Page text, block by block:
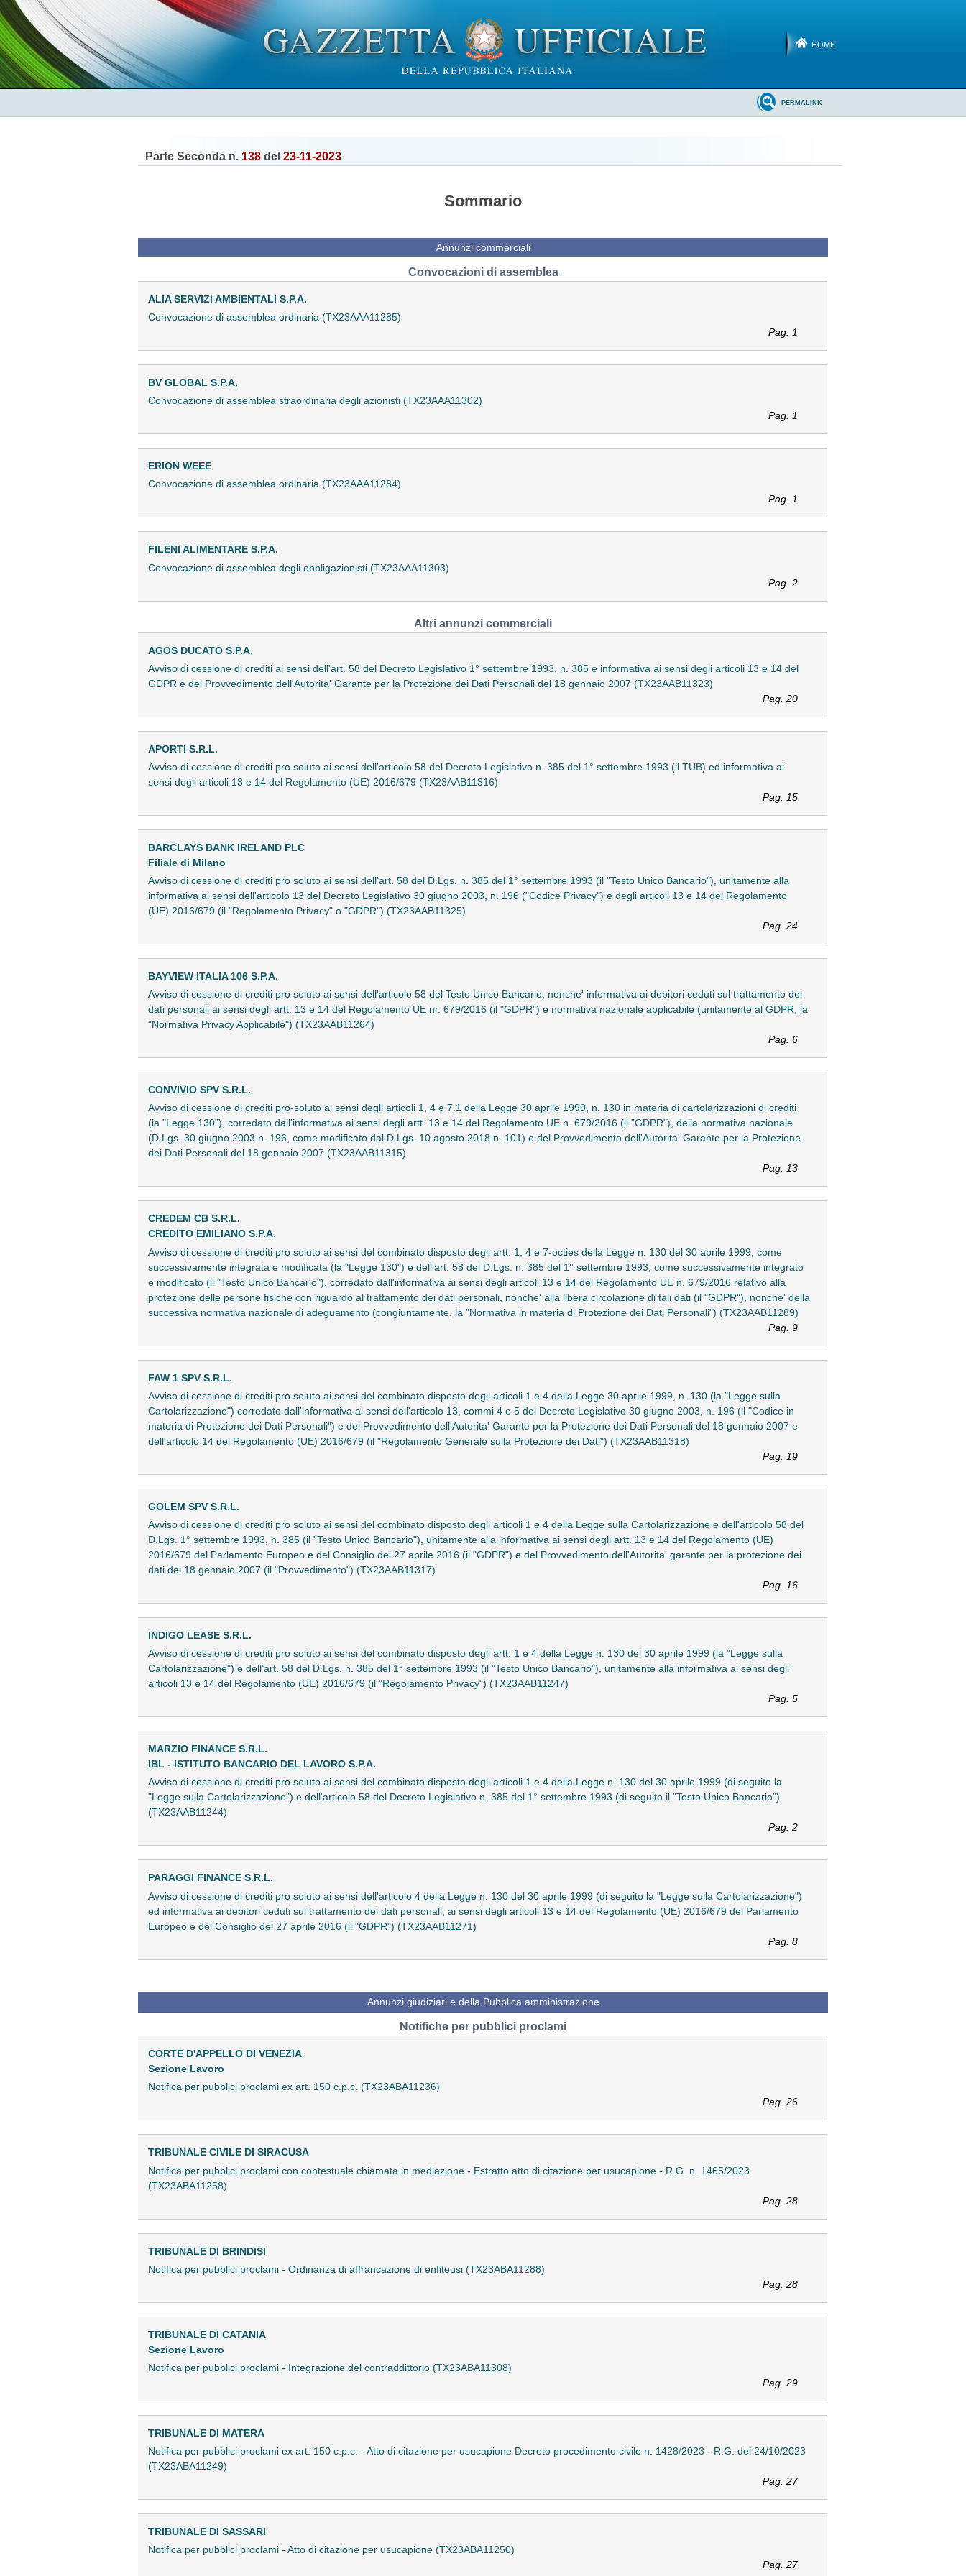
HOME
PERMALINK
Parte Seconda n. 138 del 23-11-2023
Sommario
Annunzi commerciali
Convocazioni di assemblea
ALIA SERVIZI AMBIENTALI S.P.A.
Convocazione di assemblea ordinaria (TX23AAA11285)
Pag. 1
BV GLOBAL S.P.A.
Convocazione di assemblea straordinaria degli azionisti (TX23AAA11302)
Pag. 1
ERION WEEE
Convocazione di assemblea ordinaria (TX23AAA11284)
Pag. 1
FILENI ALIMENTARE S.P.A.
Convocazione di assemblea degli obbligazionisti (TX23AAA11303)
Pag. 2
Altri annunzi commerciali
AGOS DUCATO S.P.A.
Avviso di cessione di crediti ai sensi dell'art. 58 del Decreto Legislativo 1° settembre 1993, n. 385 e informativa ai sensi degli articoli 13 e 14 del
GDPR e del Provvedimento dell'Autorita' Garante per la Protezione dei Dati Personali del 18 gennaio 2007 (TX23AAB11323)
Pag. 20
APORTI S.R.L.
Avviso di cessione di crediti pro soluto ai sensi dell'articolo 58 del Decreto Legislativo n. 385 del 1° settembre 1993 (il TUB) ed informativa ai
sensi degli articoli 13 e 14 del Regolamento (UE) 2016/679 (TX23AAB11316)
Pag. 15
BARCLAYS BANK IRELAND PLC
Filiale di Milano
Avviso di cessione di crediti pro soluto ai sensi dell'art. 58 del D.Lgs. n. 385 del 1° settembre 1993 (il "Testo Unico Bancario"), unitamente alla
informativa ai sensi dell'articolo 13 del Decreto Legislativo 30 giugno 2003, n. 196 ("Codice Privacy") e degli articoli 13 e 14 del Regolamento
(UE) 2016/679 (il "Regolamento Privacy" o "GDPR") (TX23AAB11325)
Pag. 24
BAYVIEW ITALIA 106 S.P.A.
Avviso di cessione di crediti pro soluto ai sensi dell'articolo 58 del Testo Unico Bancario, nonche' informativa ai debitori ceduti sul trattamento dei
dati personali ai sensi degli artt. 13 e 14 del Regolamento UE nr. 679/2016 (il "GDPR") e normativa nazionale applicabile (unitamente al GDPR, la
"Normativa Privacy Applicabile") (TX23AAB11264)
Pag. 6
CONVIVIO SPV S.R.L.
Avviso di cessione di crediti pro-soluto ai sensi degli articoli 1, 4 e 7.1 della Legge 30 aprile 1999, n. 130 in materia di cartolarizzazioni di crediti
(la "Legge 130"), corredato dall'informativa ai sensi degli artt. 13 e 14 del Regolamento UE n. 679/2016 (il "GDPR"), della normativa nazionale
(D.Lgs. 30 giugno 2003 n. 196, come modificato dal D.Lgs. 10 agosto 2018 n. 101) e del Provvedimento dell'Autorita' Garante per la Protezione
dei Dati Personali del 18 gennaio 2007 (TX23AAB11315)
Pag. 13
CREDEM CB S.R.L.
CREDITO EMILIANO S.P.A.
Avviso di cessione di crediti pro soluto ai sensi del combinato disposto degli artt. 1, 4 e 7-octies della Legge n. 130 del 30 aprile 1999, come
successivamente integrata e modificata (la "Legge 130") e dell'art. 58 del D.Lgs. n. 385 del 1° settembre 1993, come successivamente integrato
e modificato (il "Testo Unico Bancario"), corredato dall'informativa ai sensi degli articoli 13 e 14 del Regolamento UE n. 679/2016 relativo alla
protezione delle persone fisiche con riguardo al trattamento dei dati personali, nonche' alla libera circolazione di tali dati (il "GDPR"), nonche' della
successiva normativa nazionale di adeguamento (congiuntamente, la "Normativa in materia di Protezione dei Dati Personali") (TX23AAB11289)
Pag. 9
FAW 1 SPV S.R.L.
Avviso di cessione di crediti pro soluto ai sensi del combinato disposto degli articoli 1 e 4 della Legge 30 aprile 1999, n. 130 (la "Legge sulla
Cartolarizzazione") corredato dall'informativa ai sensi dell'articolo 13, commi 4 e 5 del Decreto Legislativo 30 giugno 2003, n. 196 (il "Codice in
materia di Protezione dei Dati Personali") e del Provvedimento dell'Autorita' Garante per la Protezione dei Dati Personali del 18 gennaio 2007 e
dell'articolo 14 del Regolamento (UE) 2016/679 (il "Regolamento Generale sulla Protezione dei Dati") (TX23AAB11318)
Pag. 19
GOLEM SPV S.R.L.
Avviso di cessione di crediti pro soluto ai sensi del combinato disposto degli articoli 1 e 4 della Legge sulla Cartolarizzazione e dell'articolo 58 del
D.Lgs. 1° settembre 1993, n. 385 (il "Testo Unico Bancario"), unitamente alla informativa ai sensi degli artt. 13 e 14 del Regolamento (UE)
2016/679 del Parlamento Europeo e del Consiglio del 27 aprile 2016 (il "GDPR") e del Provvedimento dell'Autorita' garante per la protezione dei
dati del 18 gennaio 2007 (il "Provvedimento") (TX23AAB11317)
Pag. 16
INDIGO LEASE S.R.L.
Avviso di cessione di crediti pro soluto ai sensi del combinato disposto degli artt. 1 e 4 della Legge n. 130 del 30 aprile 1999 (la "Legge sulla
Cartolarizzazione") e dell'art. 58 del D.Lgs. n. 385 del 1° settembre 1993 (il "Testo Unico Bancario"), unitamente alla informativa ai sensi degli
articoli 13 e 14 del Regolamento (UE) 2016/679 (il "Regolamento Privacy") (TX23AAB11247)
Pag. 5
MARZIO FINANCE S.R.L.
IBL - ISTITUTO BANCARIO DEL LAVORO S.P.A.
Avviso di cessione di crediti pro soluto ai sensi del combinato disposto degli articoli 1 e 4 della Legge n. 130 del 30 aprile 1999 (di seguito la
"Legge sulla Cartolarizzazione") e dell'articolo 58 del Decreto Legislativo n. 385 del 1° settembre 1993 (di seguito il "Testo Unico Bancario")
(TX23AAB11244)
Pag. 2
PARAGGI FINANCE S.R.L.
Avviso di cessione di crediti pro soluto ai sensi dell'articolo 4 della Legge n. 130 del 30 aprile 1999 (di seguito la "Legge sulla Cartolarizzazione")
ed informativa ai debitori ceduti sul trattamento dei dati personali, ai sensi degli articoli 13 e 14 del Regolamento (UE) 2016/679 del Parlamento
Europeo e del Consiglio del 27 aprile 2016 (il "GDPR") (TX23AAB11271)
Pag. 8
Annunzi giudiziari e della Pubblica amministrazione
Notifiche per pubblici proclami
CORTE D'APPELLO DI VENEZIA
Sezione Lavoro
Notifica per pubblici proclami ex art. 150 c.p.c. (TX23ABA11236)
Pag. 26
TRIBUNALE CIVILE DI SIRACUSA
Notifica per pubblici proclami con contestuale chiamata in mediazione - Estratto atto di citazione per usucapione - R.G. n. 1465/2023
(TX23ABA11258)
Pag. 28
TRIBUNALE DI BRINDISI
Notifica per pubblici proclami - Ordinanza di affrancazione di enfiteusi (TX23ABA11288)
Pag. 28
TRIBUNALE DI CATANIA
Sezione Lavoro
Notifica per pubblici proclami - Integrazione del contraddittorio (TX23ABA11308)
Pag. 29
TRIBUNALE DI MATERA
Notifica per pubblici proclami ex art. 150 c.p.c. - Atto di citazione per usucapione Decreto procedimento civile n. 1428/2023 - R.G. del 24/10/2023
(TX23ABA11249)
Pag. 27
TRIBUNALE DI SASSARI
Notifica per pubblici proclami - Atto di citazione per usucapione (TX23ABA11250)
Pag. 27